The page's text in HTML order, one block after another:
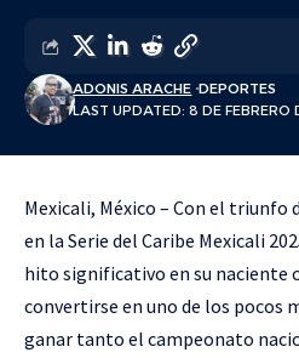
LAST UPDATED: 8 DE FEBRERO
ADONIS ARACHE DEPORTES
Mexicali, México – Con el triunfo
en la Serie del Caribe Mexicali
hito significativo en su naciente
convertirse en uno de los pocos
ganar tanto el campeonato